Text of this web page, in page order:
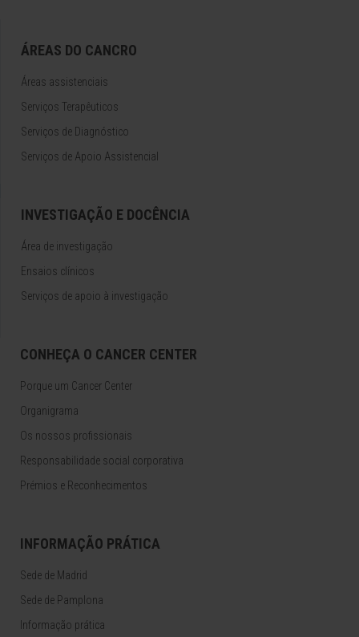
ÁREAS DO CANCRO
Áreas assistenciais
Serviços Terapêuticos
Serviços de Diagnóstico
Serviços de Apoio Assistencial
INVESTIGAÇÃO E DOCÊNCIA
Área de investigação
Ensaios clínicos
Serviços de apoio à investigação
CONHEÇA O CANCER CENTER
Porque um Cancer Center
Organigrama
Os nossos profissionais
Responsabilidade social corporativa
Prémios e Reconhecimentos
INFORMAÇÃO PRÁTICA
Sede de Madrid
Sede de Pamplona
Informação prática